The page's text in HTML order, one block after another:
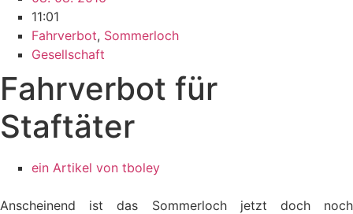
11:01
Fahrverbot, Sommerloch
Gesellschaft
Fahrverbot für
Staftäter
ein Artikel von tboley
Anscheinend ist das Sommerloch jetzt doch noch